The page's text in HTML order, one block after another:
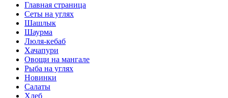
Главная страница
Сеты на углях
Шашлык
Шаурма
Люля-кебаб
Хачапури
Овощи на мангале
Рыба на углях
Новинки
Салаты
Хлеб